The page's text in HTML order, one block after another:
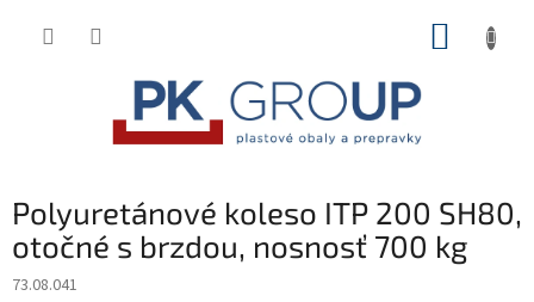
Polyuretánové koleso ITP 200 SH80,
otočné s brzdou, nosnosť 700 kg
73.08.041